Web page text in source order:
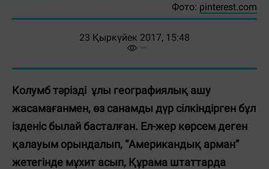
Фото: pinterest.com
23 Қыркүйек 2017, 15:48
Колумб тәрізді ұлы географиялық ашу
жасамағанмен, өз санамды дүр сілкіндірген бұл
ізденіс былай басталған. Ел-жер көрсем деген
қалауым орындалып, “Американдық арман”
жетегінде мұхит асып, Құрама штаттарда